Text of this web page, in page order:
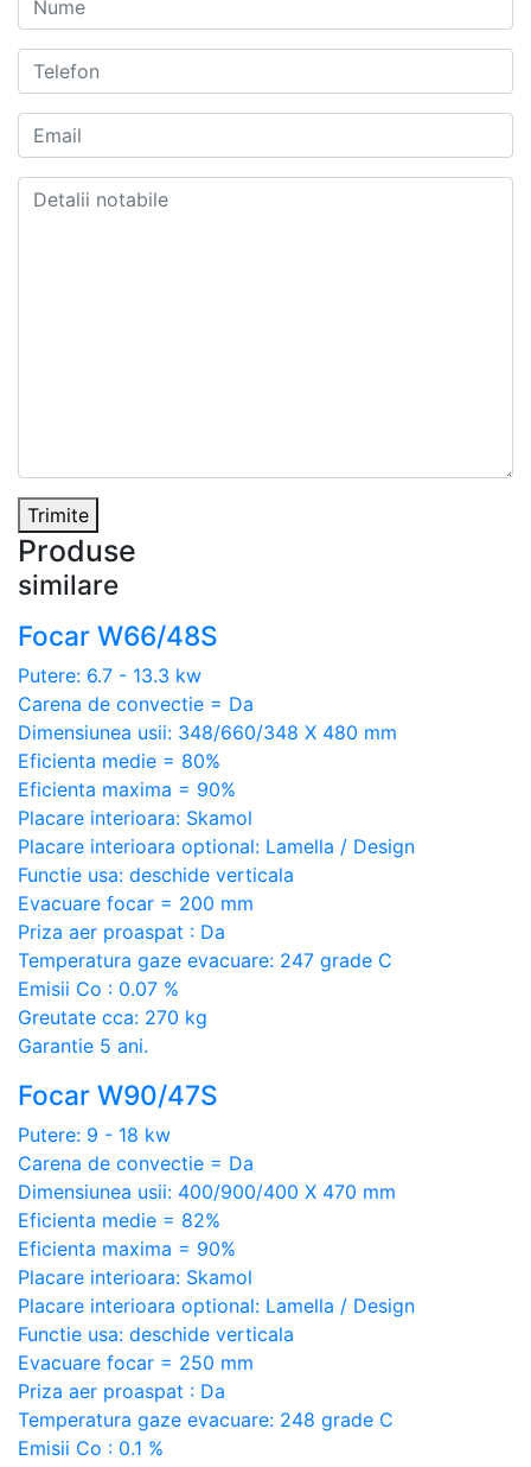
Trimite
Produse
similare
Focar W66/48S
Putere: 6.7 - 13.3 kw
Carena de convectie = Da
Dimensiunea usii: 348/660/348 X 480 mm
Eficienta medie = 80%
Eficienta maxima = 90%
Placare interioara: Skamol
Placare interioara optional: Lamella / Design
Functie usa: deschide verticala
Evacuare focar = 200 mm
Priza aer proaspat : Da
Temperatura gaze evacuare: 247 grade C
Emisii Co : 0.07 %
Greutate cca: 270 kg
Garantie 5 ani.
Focar W90/47S
Putere: 9 - 18 kw
Carena de convectie = Da
Dimensiunea usii: 400/900/400 X 470 mm
Eficienta medie = 82%
Eficienta maxima = 90%
Placare interioara: Skamol
Placare interioara optional: Lamella / Design
Functie usa: deschide verticala
Evacuare focar = 250 mm
Priza aer proaspat : Da
Temperatura gaze evacuare: 248 grade C
Emisii Co : 0.1 %